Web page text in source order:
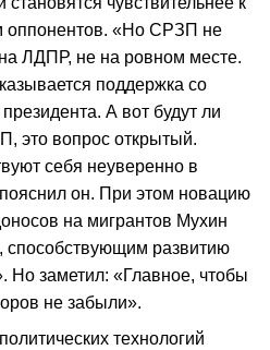
оппонентов. «Но СРЗП не
ЛДПР, не на ровном месте.
поддержка со
А вот будут ли
это вопрос открытый.
себя неуверенно в
он. При этом новацию
на мигрантов Мухин
способствующим развитию
Но заметил: «Главное, чтобы
не забыли».
технологий